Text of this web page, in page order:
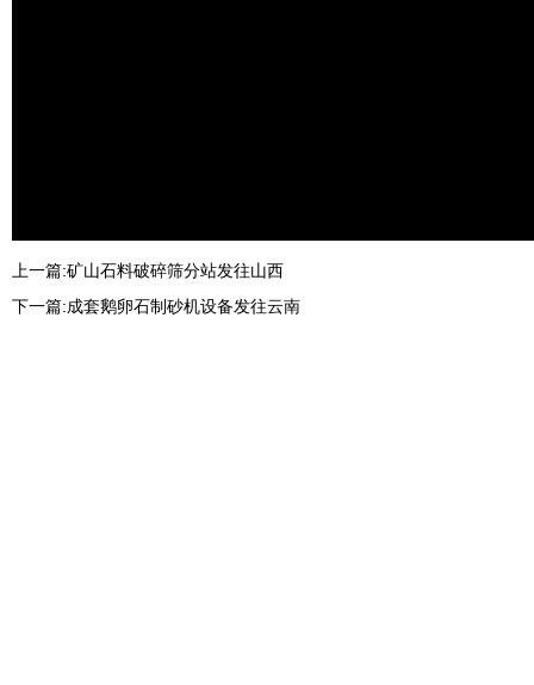
上一篇:矿山石料破碎筛分站发往山西
下一篇:成套鹅卵石制砂机设备发往云南